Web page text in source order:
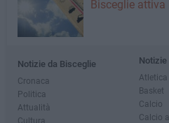
Bisceglie
Notizie da Bisceglie
Cronaca
Politica
Attualità
Cultura
Notizie
Atletica
Basket
Calcio
Calcio